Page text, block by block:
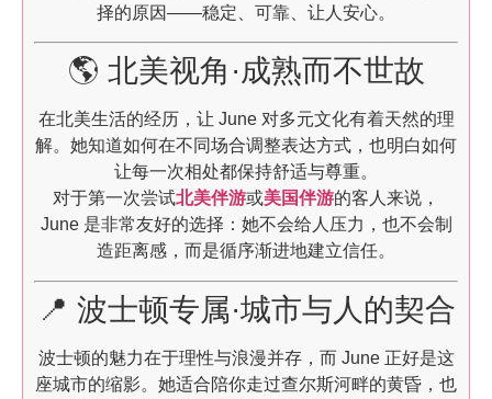
择的原因——稳定、可靠、让人安心。
🌎 北美视角·成熟而不世故
在北美生活的经历，让 June 对多元文化有着天然的理
解。她知道如何在不同场合调整表达方式，也明白如何
让每一次相处都保持舒适与尊重。
对于第一次尝试北美伴游或美国伴游的客人来说，
June 是非常友好的选择：她不会给人压力，也不会制
造距离感，而是循序渐进地建立信任。
📍 波士顿专属·城市与人的契合
波士顿的魅力在于理性与浪漫并存，而 June 正好是这
座城市的缩影。她适合陪你走过查尔斯河畔的黄昏，也